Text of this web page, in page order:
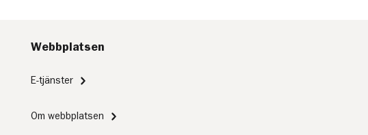
Webbplatsen
E-tjänster
Om webbplatsen